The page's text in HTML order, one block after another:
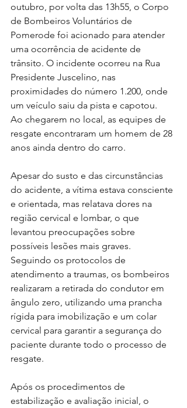
outubro, por volta das 13h55, o Corpo
de Bombeiros Voluntários de
Pomerode foi acionado para atender
uma ocorrência de acidente de
trânsito. O incidente ocorreu na Rua
Presidente Juscelino, nas
proximidades do número 1.200, onde
um veículo saiu da pista e capotou.
Ao chegarem no local, as equipes de
resgate encontraram um homem de 28
anos ainda dentro do carro.
Apesar do susto e das circunstâncias
do acidente, a vítima estava consciente
e orientada, mas relatava dores na
região cervical e lombar, o que
levantou preocupações sobre
possíveis lesões mais graves.
Seguindo os protocolos de
atendimento a traumas, os bombeiros
realizaram a retirada do condutor em
ângulo zero, utilizando uma prancha
rígida para imobilização e um colar
cervical para garantir a segurança do
paciente durante todo o processo de
resgate.
Após os procedimentos de
estabilização e avaliação inicial, o